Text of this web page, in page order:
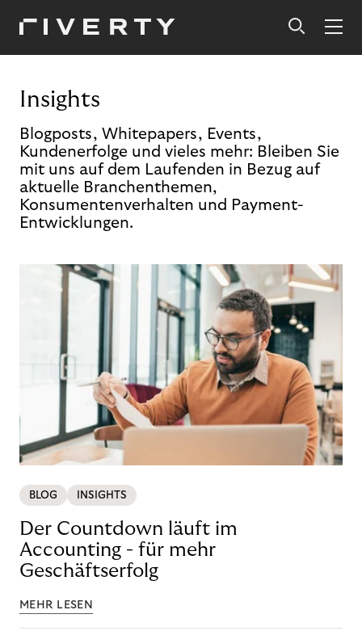
Insights
Blogposts, Whitepapers, Events,
Kundenerfolge und vieles mehr: Bleiben Sie
mit uns auf dem Laufenden in Bezug auf
aktuelle Branchenthemen,
Konsumentenverhalten und Payment-
Entwicklungen.
BLOG INSIGHTS
Der Countdown läuft im
Accounting - für mehr
Geschäftserfolg
MEHR LESEN